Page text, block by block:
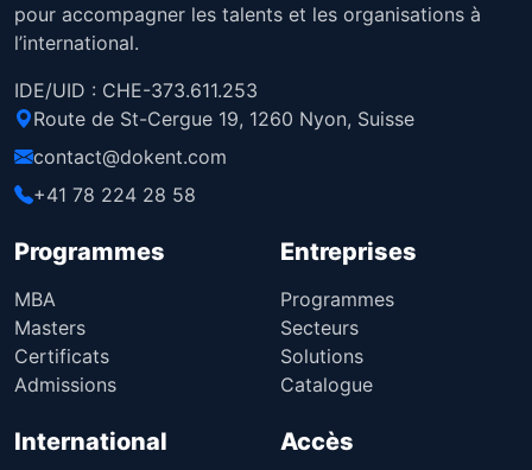
pour accompagner les talents et les organisations à
l’international.
IDE/UID : CHE-373.611.253
Route de St-Cergue 19, 1260 Nyon, Suisse
contact@dokent.com
+41 78 224 28 58
Programmes
MBA
Masters
Certificats
Admissions
Entreprises
Programmes
Secteurs
Solutions
Catalogue
International Accès